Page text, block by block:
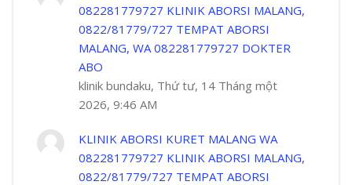
082281779727 KLINIK ABORSI MALANG,
0822/81779/727 TEMPAT ABORSI
MALANG, WA 082281779727 DOKTER
ABO
klinik bundaku, Thứ tư, 14 Tháng một
2026, 9:46 AM
KLINIK ABORSI KURET MALANG WA
082281779727 KLINIK ABORSI MALANG,
0822/81779/727 TEMPAT ABORSI